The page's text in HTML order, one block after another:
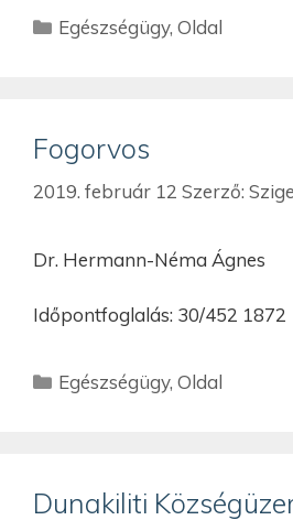
Egészségügy,Oldal
Fogorvos
2019. február 12 Szerző:
Dr. Hermann-Néma Ágnes
Időpontfoglalás: 30/452 1872
Egészségügy,Oldal
Dunakiliti